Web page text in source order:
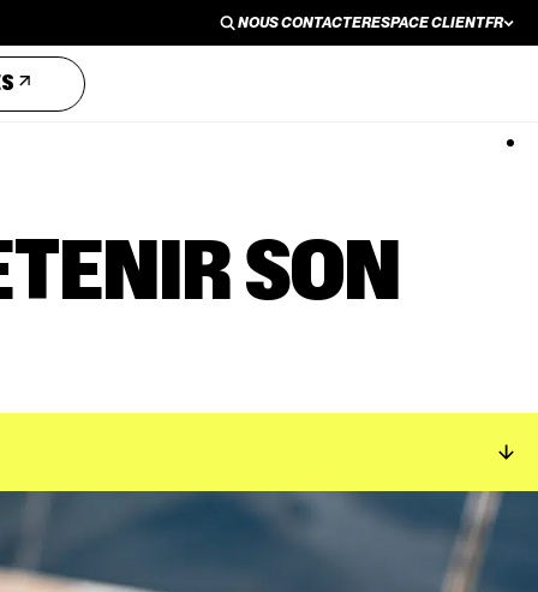
NOUS CONTACTERESPACE CLIENTFR
EN
SON